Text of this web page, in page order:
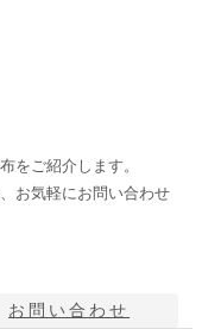
をご紹介します。
お気軽にお問い合わせ
お問い合わせ